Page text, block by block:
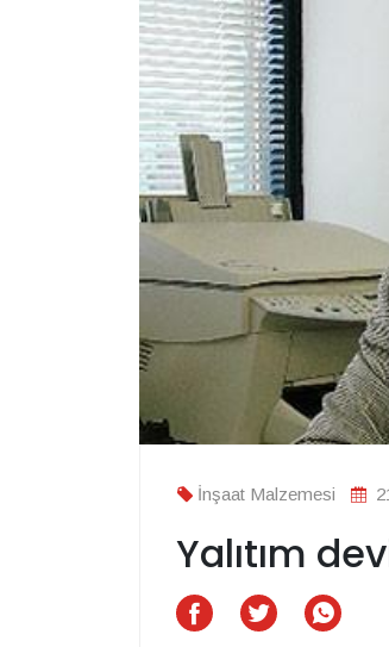
İnşaat Malzemesi
Yalıtım